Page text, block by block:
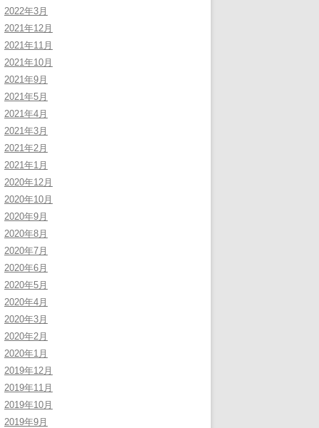
2022年3月
2021年12月
2021年11月
2021年10月
2021年9月
2021年5月
2021年4月
2021年3月
2021年2月
2021年1月
2020年12月
2020年10月
2020年9月
2020年8月
2020年7月
2020年6月
2020年5月
2020年4月
2020年3月
2020年2月
2020年1月
2019年12月
2019年11月
2019年10月
2019年9月